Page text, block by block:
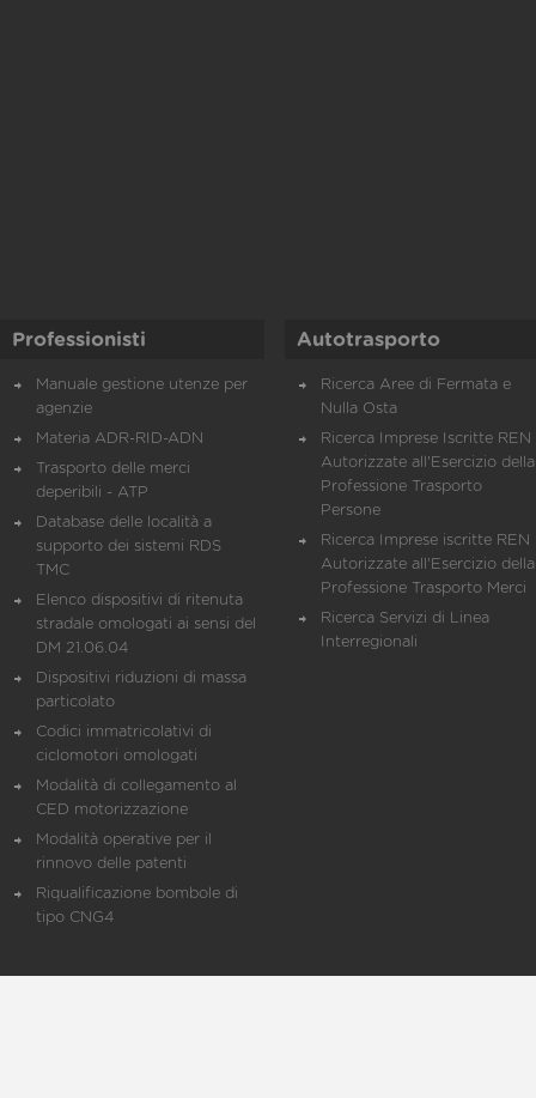
Professionisti
Manuale gestione utenze per
agenzie
Materia ADR-RID-ADN
Trasporto delle merci
deperibili - ATP
Database delle località a
supporto dei sistemi RDS
TMC
Elenco dispositivi di ritenuta
stradale omologati ai sensi del
DM 21.06.04
Dispositivi riduzioni di massa
particolato
Codici immatricolativi di
ciclomotori omologati
Modalità di collegamento al
CED motorizzazione
Modalità operative per il
rinnovo delle patenti
Riqualificazione bombole di
tipo CNG4
Autotrasporto
Ricerca Aree di Fermata e
Nulla Osta
Ricerca Imprese Iscritte REN
Autorizzate all'Esercizio della
Professione Trasporto
Persone
Ricerca Imprese iscritte REN
Autorizzate all'Esercizio della
Professione Trasporto Merci
Ricerca Servizi di Linea
Interregionali